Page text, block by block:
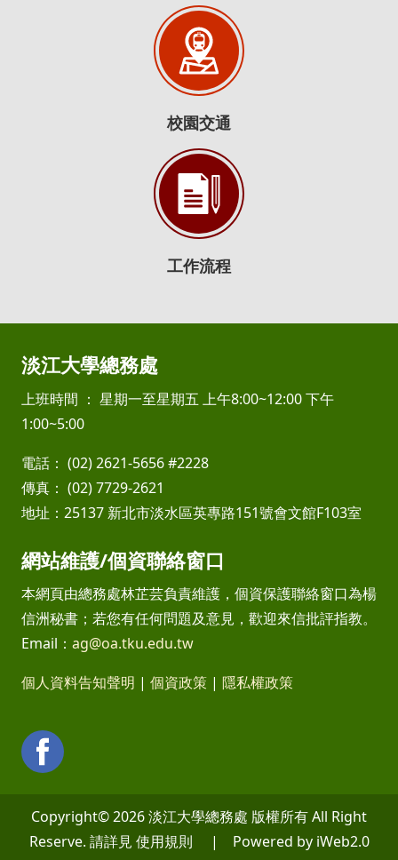
校園交通
工作流程
淡江大學總務處
上班時間 ： 星期一至星期五 上午8:00~12:00 下午
1:00~5:00
電話： (02) 2621-5656 #2228
傳真： (02) 7729-2621
地址：25137 新北市淡水區英專路151號會文館F103室
網站維護/個資聯絡窗口
本網頁由總務處林芷芸負責維護，個資保護聯絡窗口為楊
信洲秘書；若您有任何問題及意見，歡迎來信批評指教。
Email： ag@oa.tku.edu.tw
個人資料告知聲明 | 個資政策 | 隱私權政策
Copyright© 2026 淡江大學總務處 版權所有 All Right
Reserve. 請詳見 使用規則 | Powered by iWeb2.0